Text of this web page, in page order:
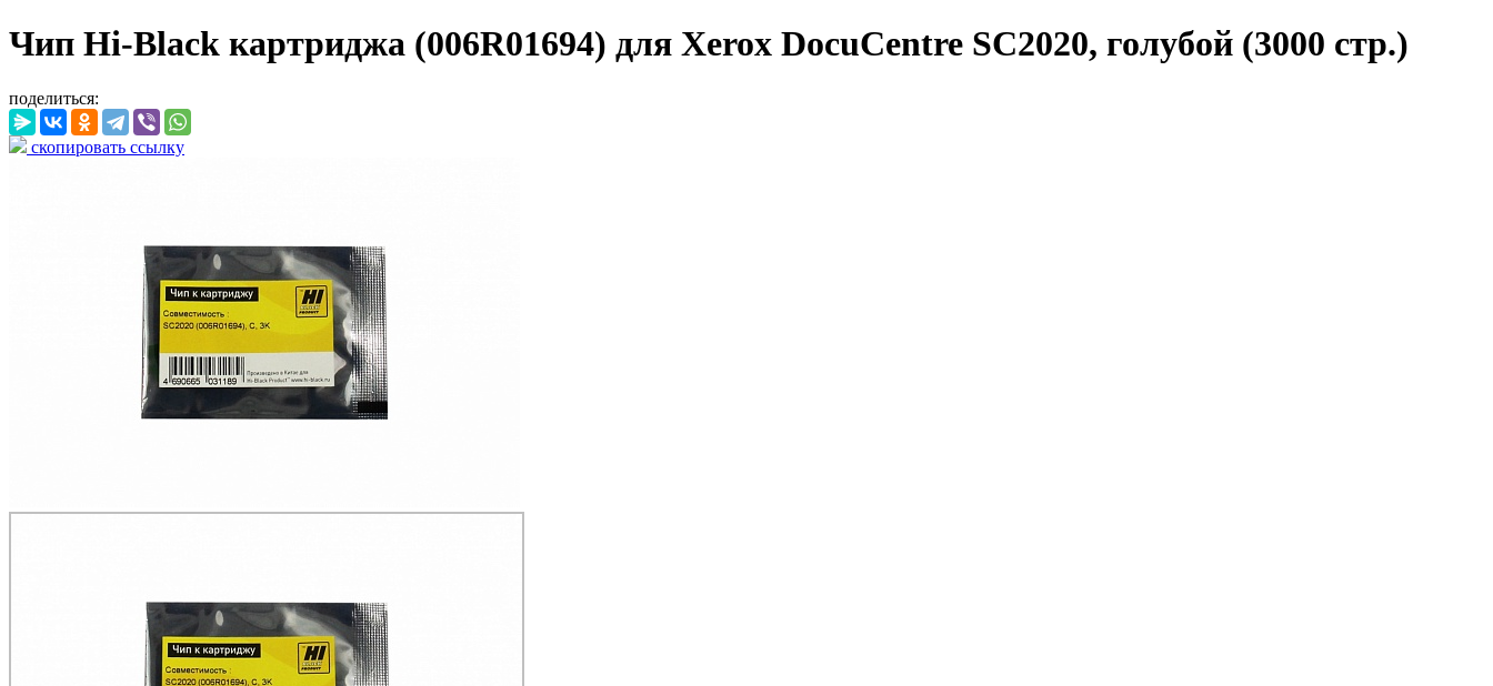
Чип Hi-Black картриджа (006R01694) для Xerox DocuCentre SC2020, голубой (3000 стр.)
поделиться:
скопировать ссылку